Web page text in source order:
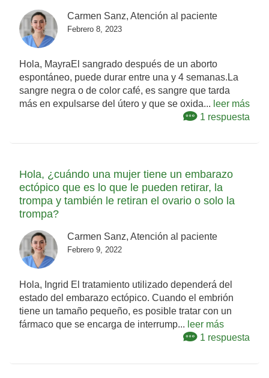
Carmen Sanz, Atención al paciente
Febrero 8, 2023
Hola, MayraEl sangrado después de un aborto
espontáneo, puede durar entre una y 4 semanas.La
sangre negra o de color café, es sangre que tarda
más en expulsarse del útero y que se oxida... leer más
1 respuesta
Hola, ¿cuándo una mujer tiene un embarazo
ectópico que es lo que le pueden retirar, la
trompa y también le retiran el ovario o solo la
trompa?
Carmen Sanz, Atención al paciente
Febrero 9, 2022
Hola, Ingrid El tratamiento utilizado dependerá del
estado del embarazo ectópico. Cuando el embrión
tiene un tamaño pequeño, es posible tratar con un
fármaco que se encarga de interrump... leer más
1 respuesta